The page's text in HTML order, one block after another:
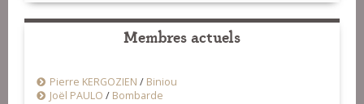
Membres actuels
Pierre KERGOZIEN / Biniou
Joël PAULO / Bombarde